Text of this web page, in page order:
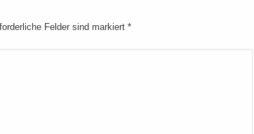
Felder sind markiert *